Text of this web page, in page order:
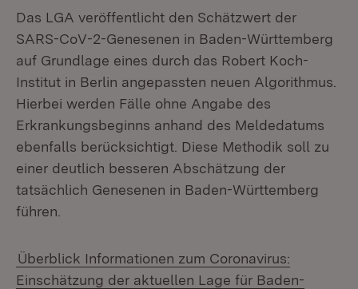
Das LGA veröffentlicht den Schätzwert der
SARS-CoV-2-Genesenen in Baden-Württemberg
auf Grundlage eines durch das Robert Koch-
Institut in Berlin angepassten neuen Algorithmus.
Hierbei werden Fälle ohne Angabe des
Erkrankungsbeginns anhand des Meldedatums
ebenfalls berücksichtigt. Diese Methodik soll zu
einer deutlich besseren Abschätzung der
tatsächlich Genesenen in Baden-Württemberg
führen.
Überblick Informationen zum Coronavirus:
Einschätzung der aktuellen Lage für Baden-